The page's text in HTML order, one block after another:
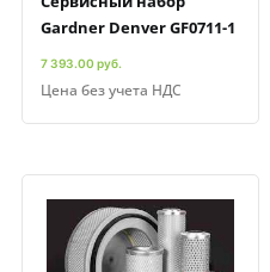
Gardner Denver GF0711-1
7 393.00 руб.
Цена без учета НДС